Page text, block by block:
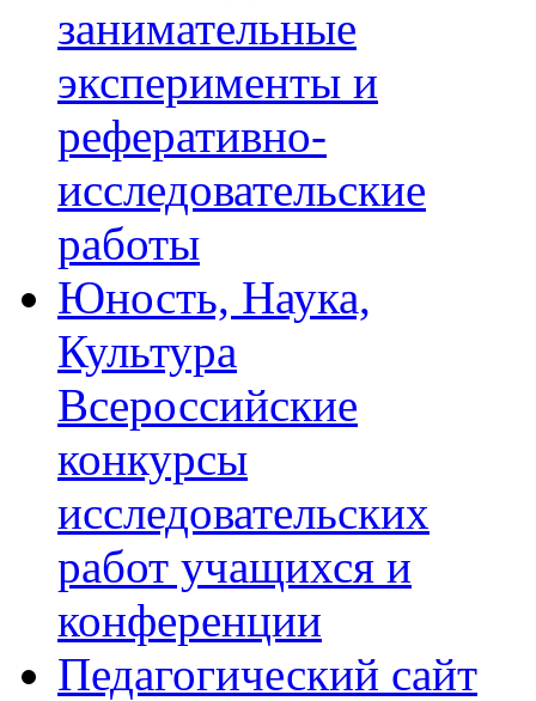
занимательные
эксперименты и
реферативно-
исследовательские
работы
Юность, Наука,
Культура
Всероссийские
конкурсы
исследовательских
работ учащихся и
конференции
Педагогический сайт